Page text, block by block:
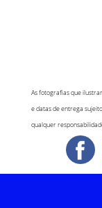
As fotografias que
e datas de entrega
qualquer